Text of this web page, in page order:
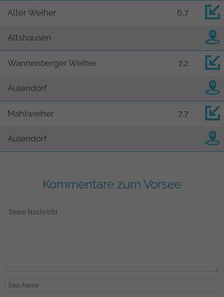
Alter Weiher 6,7
Altshausen
Wannenberger Weiher 7,2
Aulendorf
Mahlweiher 7,7
Aulendorf
Kommentare zum Vorsee